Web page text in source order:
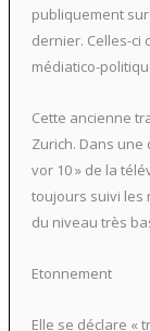
publiquement
dernier. Celles-
médiatico-
Cette ancienne
Zurich. Dans une
vor 10 » de la
toujours suivi les
du niveau très
Etonnement
Elle se déclare «